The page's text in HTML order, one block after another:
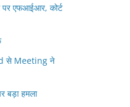
पर एफआईआर, कोर्ट
से Meeting ने
हमला